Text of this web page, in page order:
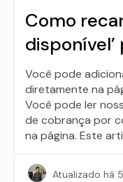
Como
Você pode
diretamente na
Você pode ler
de cobrança por
na página. Este
Atualizado há